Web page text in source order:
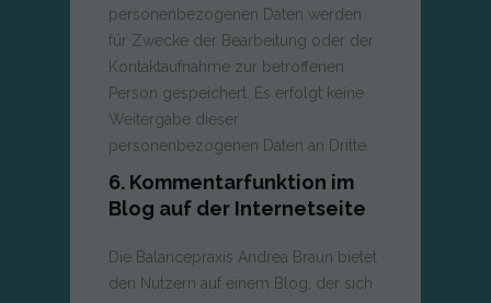
personenbezogenen Daten werden
für Zwecke der Bearbeitung oder der
Kontaktaufnahme zur betroffenen
Person gespeichert. Es erfolgt keine
Weitergabe dieser
personenbezogenen Daten an Dritte.
6. Kommentarfunktion im
Blog auf der Internetseite
Die Balancepraxis Andrea Braun bietet
den Nutzern auf einem Blog, der sich